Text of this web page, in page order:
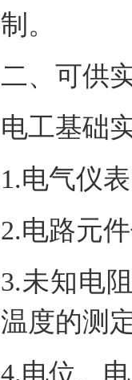
制。
二、可供
电工基础
1.电气仪
2.电路元
3.未知电
温度的测
4.电位、